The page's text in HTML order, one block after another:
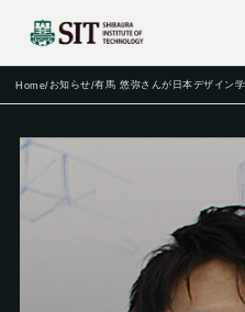
Home/お知らせ/